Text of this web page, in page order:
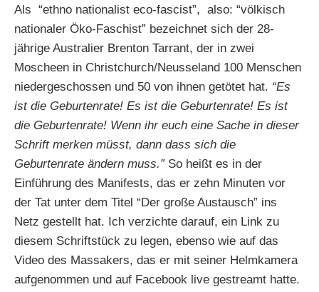
Als “ethno nationalist eco-fascist”, also: “völkisch
nationaler Öko-Faschist” bezeichnet sich der 28-
jährige Australier Brenton Tarrant, der in zwei
Moscheen in Christchurch/Neusseland 100 Menschen
niedergeschossen und 50 von ihnen getötet hat. “Es
ist die Geburtenrate! Es ist die Geburtenrate! Es ist
die Geburtenrate! Wenn ihr euch eine Sache in dieser
Schrift merken müsst, dann dass sich die
Geburtenrate ändern muss.”So heißt es in der
Einführung des Manifests, das er zehn Minuten vor
der Tat unter dem Titel “Der große Austausch” ins
Netz gestellt hat. Ich verzichte darauf, ein Link zu
diesem Schriftstück zu legen, ebenso wie auf das
Video des Massakers, das er mit seiner Helmkamera
aufgenommen und auf Facebook live gestreamt hatte.